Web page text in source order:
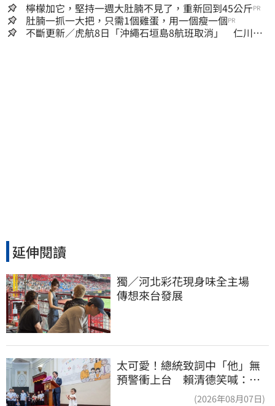
檸檬加它，堅持一週大肚腩不見了，重新回到45公斤PR
肚腩一抓一大把，只需1個雞蛋，用一個瘦一個PR
不斷更新／虎航8日「沖繩石垣島8航班取消」 仁川返
延伸閱讀
獨／河北彩花現身味全主場
傳想來台發展
太可愛！總統致詞中「他」無
預警衝上台 賴清德笑喊：卸
(2026年08月07日)